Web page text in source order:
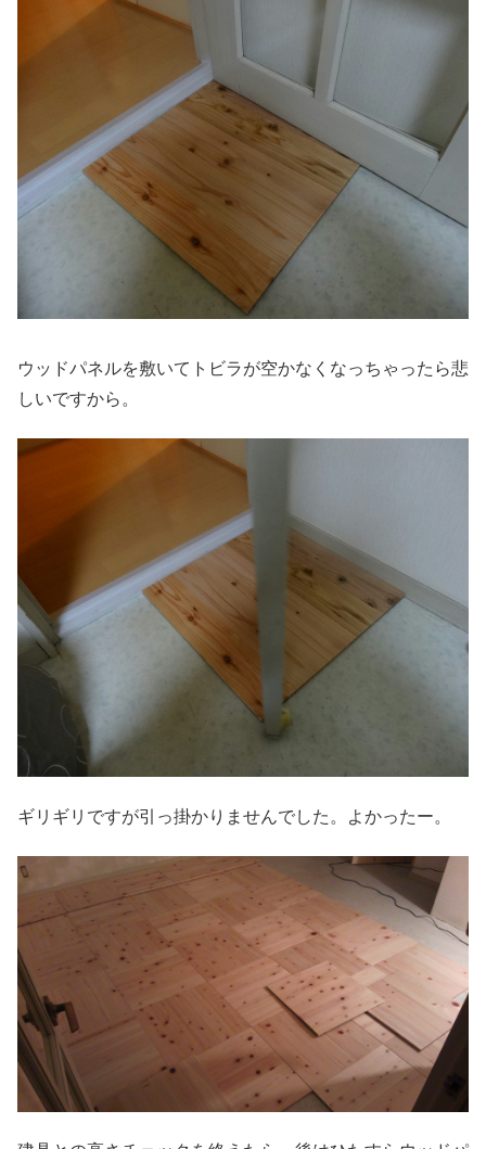
ウッドパネルを敷いてトビラが空かなくなっちゃったら悲
しいですから。
ギリギリですが引っ掛かりませんでした。よかったー。